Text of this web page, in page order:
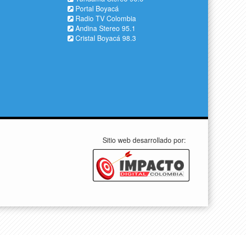
Portal Boyacá
Radio TV Colombia
Andina Stereo 95.1
Cristal Boyacá 98.3
Sitio web desarrollado por: